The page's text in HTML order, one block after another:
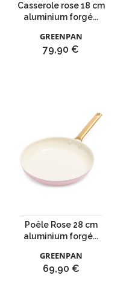
Casserole rose 18 cm
aluminium forgé...
GREENPAN
Prix
79,90 €
Poêle Rose 28 cm
aluminium forgé...
GREENPAN
Prix
69,90 €